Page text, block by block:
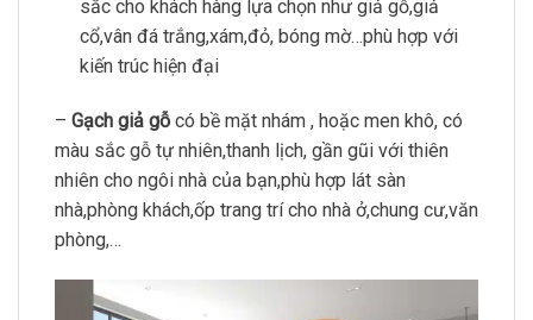
sắc cho khách hàng lựa chọn như giả gỗ,giả
cổ,vân đá trắng,xám,đỏ, bóng mờ…phù hợp với
kiến trúc hiện đại
– Gạch giả gỗ có bề mặt nhám , hoặc men khô, có
màu sắc gỗ tự nhiên,thanh lịch, gần gũi với thiên
nhiên cho ngôi nhà của bạn,phù hợp lát sàn
nhà,phòng khách,ốp trang trí cho nhà ở,chung cư,văn
phòng,…